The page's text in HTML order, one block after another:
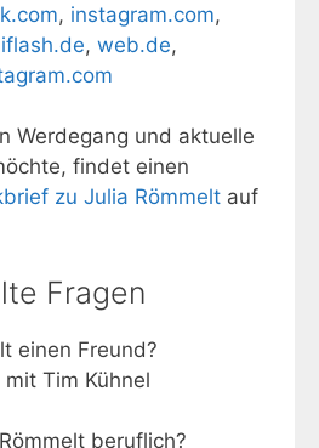
, instagram.com,
, web.de,
Werdegang und aktuelle
findet einen
zu Julia Römmelt auf
Fragen
einen Freund?
Tim Kühnel
beruflich?